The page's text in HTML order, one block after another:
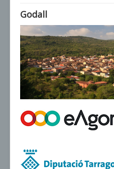
BENVINGUDA DE L'ALCALDE
AGENDA I NOTÍCIES
HORARIS D'INTERÈS
CONTACTE
TRÀMITS
SEU ELECTRÒNICA
VENDA D'ENTRADES
Godall